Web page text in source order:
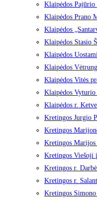
Klaipėdos
Klaipėdos Prano
Klaipėdos
Klaipėdos Stasio
Klaipėdos
Klaipėdos
Klaipėdos Vitės
Klaipėdos
Klaipėdos r.
Kretingos Jurgio
Kretingos
Kretingos
Kretingos Viešoji
Kretingos r.
Kretingos r.
Kretingos